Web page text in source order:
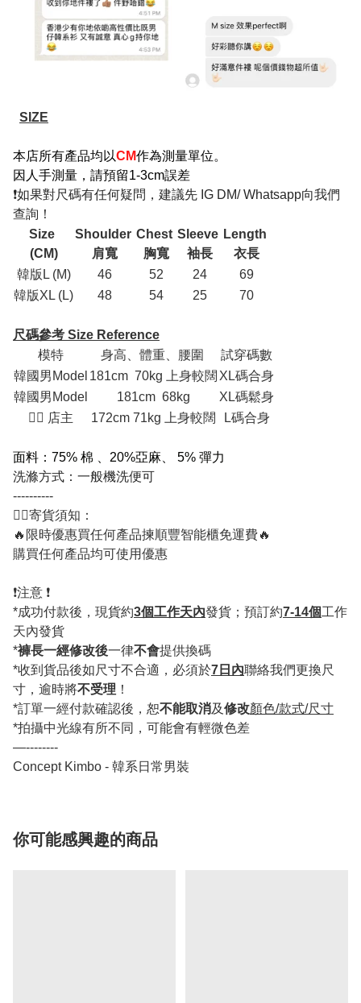
SIZE
本店所有產品均以CM作為測量單位。
因人手測量，請預留1-3cm誤差
❗如果對尺碼有任何疑問，建議先 IG DM/ Whatsapp向我們
查詢！
Size
(CM)
Shoulder
肩寬
Chest
胸寬
Sleeve
袖長
Length
衣長
韓版L (M)
46 52 24
69
韓版XL (L)
48 54 25 70
尺碼參考 Size Reference
模特
身高、體重、腰圍
試穿碼數
韓國男Model 181cm 70kg 上身較闊 XL碼合身
韓國男Model
181cm 68kg
XL碼鬆身
💁‍♂ 店主
172cm 71kg 上身較闊 L碼合身
面料：75% 棉 、20%亞麻、 5% 彈力
洗滌方式：一般機洗便可
----------
💁‍♂️寄貨須知：
🔥限時優惠買任何產品揀順豐智能櫃免運費🔥
購買任何產品均可使用優惠
❗️注意 ❗️
*成功付款後，現貨約3個工作天內發貨；預訂約7-14個工作
天內發貨
*褲長一經修改後一律不會提供換碼
*收到貨品後如尺寸不合適，必須於7日內聯絡我們更換尺
寸，逾時將不受理 ！
*訂單一經付款確認後，恕不能取消及修改顏色/款式/尺寸
*拍攝中光線有所不同，可能會有輕微色差
—--------
Concept Kimbo - 韓系日常男裝
你可能感興趣的商品